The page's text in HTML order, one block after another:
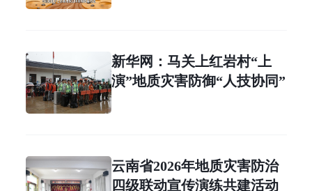
新华网：马关上红岩村“上
演”地质灾害防御“人技协同”
云南省2026年地质灾害防治
四级联动宣传演练共建活动